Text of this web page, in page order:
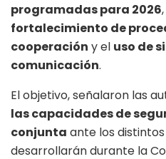
programadas para 2026
fortalecimiento de
cooperación y el uso de
comunicación.
El objetivo, señalaron las
las capacidades de
conjunta ante los
desarrollarán durante la